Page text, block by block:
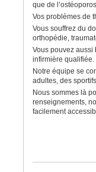
que de
Vos problèmes de
Vous souffrez du
orthopédie,
Vous pouvez aussi
infirmière qualifiée.
Notre équipe se
adultes, des
Nous sommes là
renseignements,
facilement